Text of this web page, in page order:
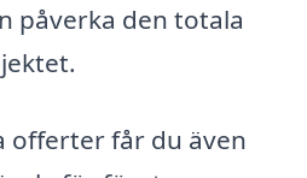
påverka den totala
offerter får du även